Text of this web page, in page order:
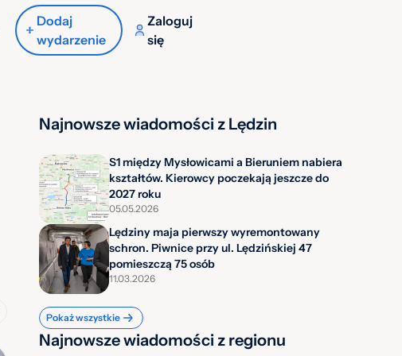
Dodaj
wydarzenie
Zaloguj
się
Najnowsze wiadomości z Lędzin
S1 między Mysłowicami a Bieruniem nabiera
kształtów. Kierowcy poczekają jeszcze do
2027 roku
05.05.2026
Lędziny maja pierwszy wyremontowany
schron. Piwnice przy ul. Lędzińskiej 47
pomieszczą 75 osób
11.03.2026
Pokaż wszystkie
Najnowsze wiadomości z regionu